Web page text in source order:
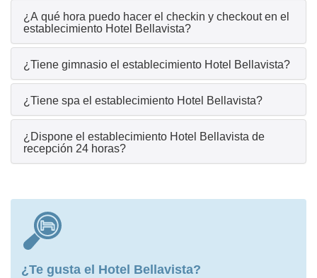
¿A qué hora puedo hacer el checkin y checkout en el
establecimiento Hotel Bellavista?
¿Tiene gimnasio el establecimiento Hotel Bellavista?
¿Tiene spa el establecimiento Hotel Bellavista?
¿Dispone el establecimiento Hotel Bellavista de
recepción 24 horas?
¿Te gusta el Hotel Bellavista?